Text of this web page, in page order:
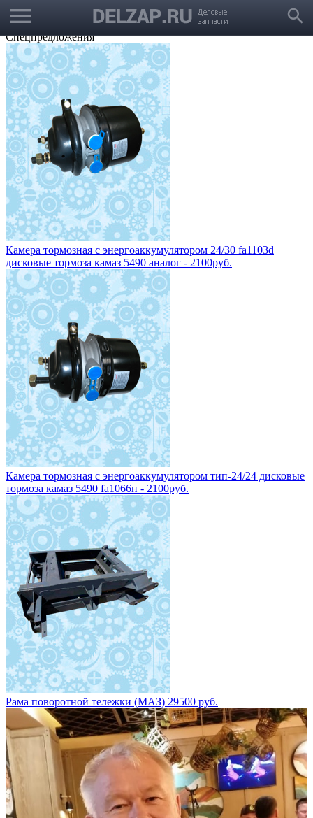
menu search
Выбрать город
Корзина
Заказать звонок
Спецпредложения
Камера тормозная с энергоаккумулятором 24/30 fa1103d
дисковые тормоза камаз 5490 аналог - 2100руб.
Камера тормозная с энергоаккумулятором тип-24/24 дисковые
тормоза камаз 5490 fa1066н - 2100руб.
Рама поворотной тележки (МАЗ) 29500 руб.